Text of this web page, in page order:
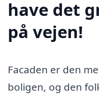
have det
på vejen!
Facaden er den
boligen, og den